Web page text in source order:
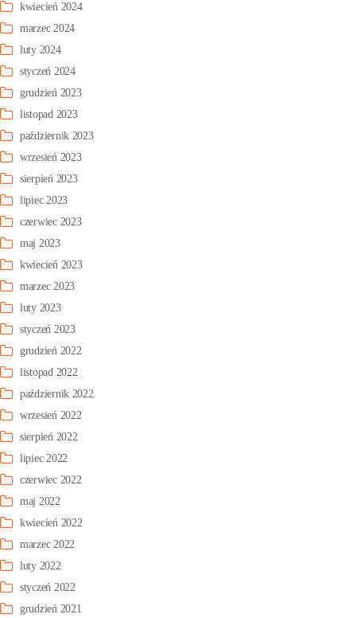
kwiecień 2024
marzec 2024
luty 2024
styczeń 2024
grudzień 2023
listopad 2023
październik 2023
wrzesień 2023
sierpień 2023
lipiec 2023
czerwiec 2023
maj 2023
kwiecień 2023
marzec 2023
luty 2023
styczeń 2023
grudzień 2022
listopad 2022
październik 2022
wrzesień 2022
sierpień 2022
lipiec 2022
czerwiec 2022
maj 2022
kwiecień 2022
marzec 2022
luty 2022
styczeń 2022
grudzień 2021